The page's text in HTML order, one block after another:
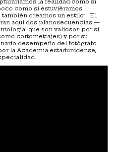
la realidad como si
como si estuviéramos
creamos un estilo”. El
aquí dos planosecuencias —
que son valiosos por sí
cortometrajes) y por su
desempeño del fotógrafo
la Academia estadunidense,